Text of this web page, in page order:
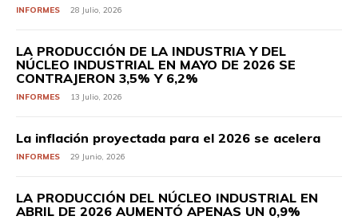
INFORMES 28 Julio, 2026
LA PRODUCCIÓN DE LA INDUSTRIA Y DEL
NÚCLEO INDUSTRIAL EN MAYO DE 2026 SE
CONTRAJERON 3,5% Y 6,2%
INFORMES 13 Julio, 2026
La inflación proyectada para el 2026 se acelera
INFORMES 29 Junio, 2026
LA PRODUCCIÓN DEL NÚCLEO INDUSTRIAL EN
ABRIL DE 2026 AUMENTÓ APENAS UN 0,9%